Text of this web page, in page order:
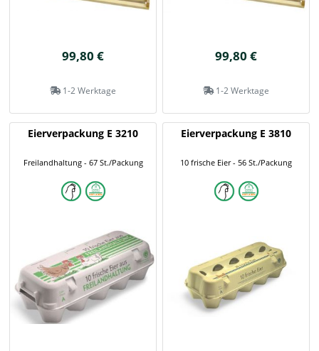
99,80 €
1-2 Werktage
99,80 €
1-2 Werktage
Eierverpackung E 3210
Freilandhaltung - 67 St./Packung
Eierverpackung E 3810
10 frische Eier - 56 St./Packung